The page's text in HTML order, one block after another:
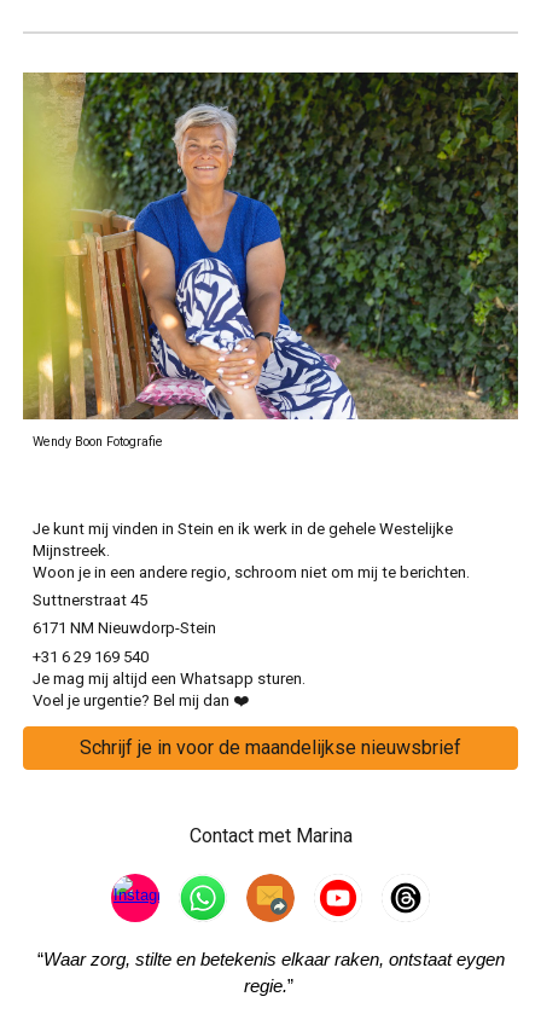
Wendy Boon Fotografie
Je kunt mij vinden in Stein en ik werk in de gehele Westelijke
Mijnstreek.
Woon je in een andere regio, schroom niet om mij te berichten.
Suttnerstraat 45
6171 NM Nieuwdorp-Stein
+31 6 29 169 540
Je mag mij altijd een Whatsapp sturen.
Voel je urgentie? Bel mij dan ❤️
Schrijf je in voor de maandelijkse nieuwsbrief
Contact met Marina
“Waar zorg, stilte en betekenis elkaar raken, ontstaat eygen
regie.”